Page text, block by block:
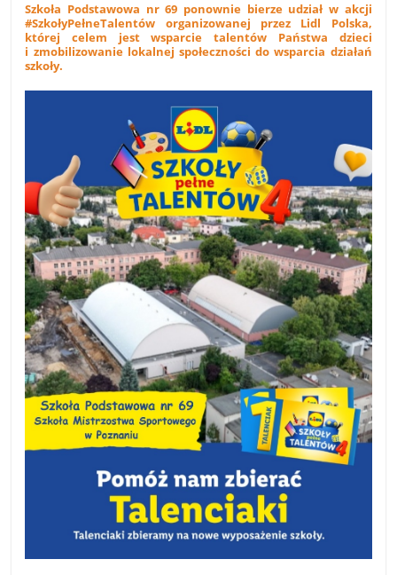
Szkoła Podstawowa nr 69 ponownie bierze udział w akcji
#SzkołyPełneTalentów organizowanej przez Lidl Polska,
której celem jest wsparcie talentów Państwa dzieci
i zmobilizowanie lokalnej społeczności do wsparcia działań
szkoły.